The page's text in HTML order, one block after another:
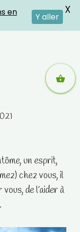
un esprit,
chez vous, il
de l’aider à
en
Y aller
X